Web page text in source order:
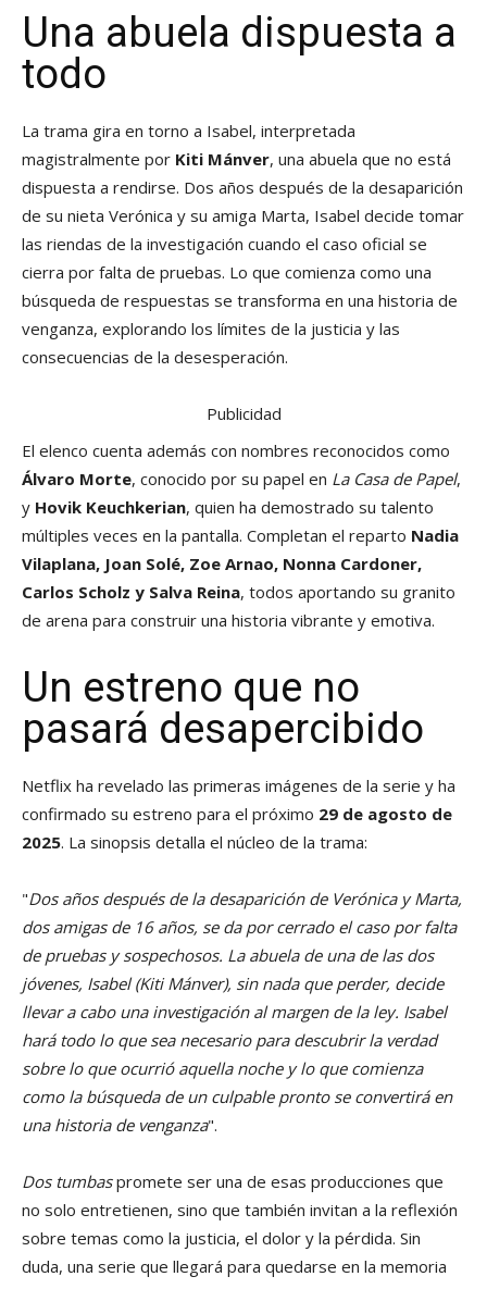
Una abuela dispuesta a
todo
La trama gira en torno a Isabel, interpretada
magistralmente por Kiti Mánver, una abuela que no está
dispuesta a rendirse. Dos años después de la desaparición
de su nieta Verónica y su amiga Marta, Isabel decide tomar
las riendas de la investigación cuando el caso oficial se
cierra por falta de pruebas. Lo que comienza como una
búsqueda de respuestas se transforma en una historia de
venganza, explorando los límites de la justicia y las
consecuencias de la desesperación.
Publicidad
El elenco cuenta además con nombres reconocidos como
Álvaro Morte, conocido por su papel en La Casa de Papel,
y Hovik Keuchkerian, quien ha demostrado su talento
múltiples veces en la pantalla. Completan el reparto Nadia
Vilaplana, Joan Solé, Zoe Arnao, Nonna Cardoner,
Carlos Scholz y Salva Reina, todos aportando su granito
de arena para construir una historia vibrante y emotiva.
Un estreno que no
pasará desapercibido
Netflix ha revelado las primeras imágenes de la serie y ha
confirmado su estreno para el próximo 29 de agosto de
2025. La sinopsis detalla el núcleo de la trama:
"Dos años después de la desaparición de Verónica y Marta,
dos amigas de 16 años, se da por cerrado el caso por falta
de pruebas y sospechosos. La abuela de una de las dos
jóvenes, Isabel (Kiti Mánver), sin nada que perder, decide
llevar a cabo una investigación al margen de la ley. Isabel
hará todo lo que sea necesario para descubrir la verdad
sobre lo que ocurrió aquella noche y lo que comienza
como la búsqueda de un culpable pronto se convertirá en
una historia de venganza".
Dos tumbaspromete ser una de esas producciones que
no solo entretienen, sino que también invitan a la reflexión
sobre temas como la justicia, el dolor y la pérdida. Sin
duda, una serie que llegará para quedarse en la memoria